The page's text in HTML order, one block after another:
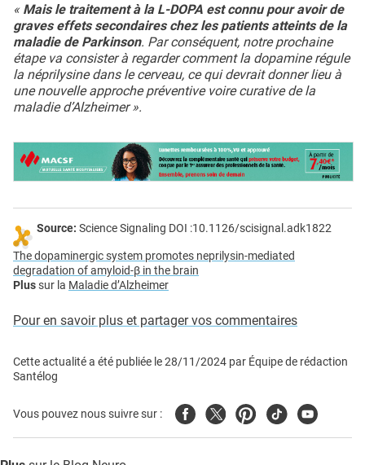
« Mais le traitement à la L-DOPA est connu pour avoir de
graves effets secondaires chez les patients atteints de la
maladie de Parkinson. Par conséquent, notre prochaine
étape va consister à regarder comment la dopamine régule
la néprilysine dans le cerveau, ce qui devrait donner lieu à
une nouvelle approche préventive voire curative de la
maladie d’Alzheimer ».
Source: Science Signaling DOI :10.1126/scisignal.adk1822
The dopaminergic system promotes neprilysin-mediated
degradation of amyloid-β in the brain
Plussur la Maladie d’Alzheimer
Pour en savoir plus et partager vos commentaires
Cette actualité a été publiée le28/11/2024 par Équipe de rédaction
Santélog
Vous pouvez nous suivre sur : FacebookTwitterPinterest
TiktokYoutube